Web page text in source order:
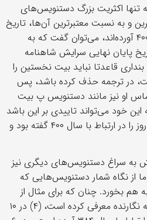
تنها اکثریت بزرگ دستنویس‌های
و به نسبت معتبرترین آن‌ها، تاریخ
۲۵ اسفند را در ارتباط با سال ۴۰۰ آورده‌اند، می‌توان گفت که به
روز ۲۵ اسفند تاریخ پایان نهایی سرایش شاهنامه
قاعدتا نباید بیت نخستین را
در ترجمه حذف کرده باشد، پس
او نیز مانند دستنویس پ بیت
خود می‌تواند تاییدی بر این باشد
که شاعر بیت مربوط به تاریخ روز را در ارتباط با سال ۴۰۰ گفته بود و
به سراغ دستنویس‌های دیگری نیز
از نگاه شمار دستنویس‌هایی که
هم بخورد. چنان که برای مثال از
میان دستنویس‌های دیگری که نگارنده معرفی کرده است، (۴) در ۱۰